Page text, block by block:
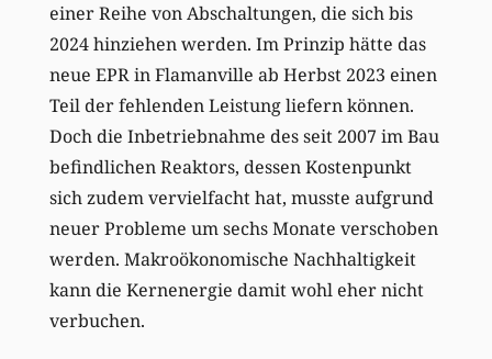
einer Reihe von Abschaltungen, die sich bis
2024 hinziehen werden. Im Prinzip hätte das
neue EPR in Flamanville ab Herbst 2023 einen
Teil der fehlenden Leistung liefern können.
Doch die Inbetriebnahme des seit 2007 im Bau
befindlichen Reaktors, dessen Kostenpunkt
sich zudem vervielfacht hat, musste aufgrund
neuer Probleme um sechs Monate verschoben
werden. Makroökonomische Nachhaltigkeit
kann die Kernenergie damit wohl eher nicht
verbuchen.